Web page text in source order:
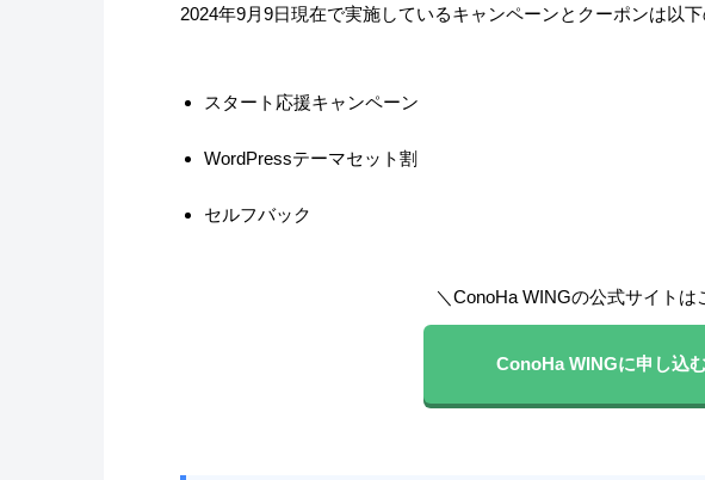
2024年9月9日現在で実施しているキャンペーンとクーポンは以下
スタート応援キャンペーン
WordPressテーマセット割
セルフバック
＼ConoHa WINGの公式サイトは
ConoHa WINGに申し込